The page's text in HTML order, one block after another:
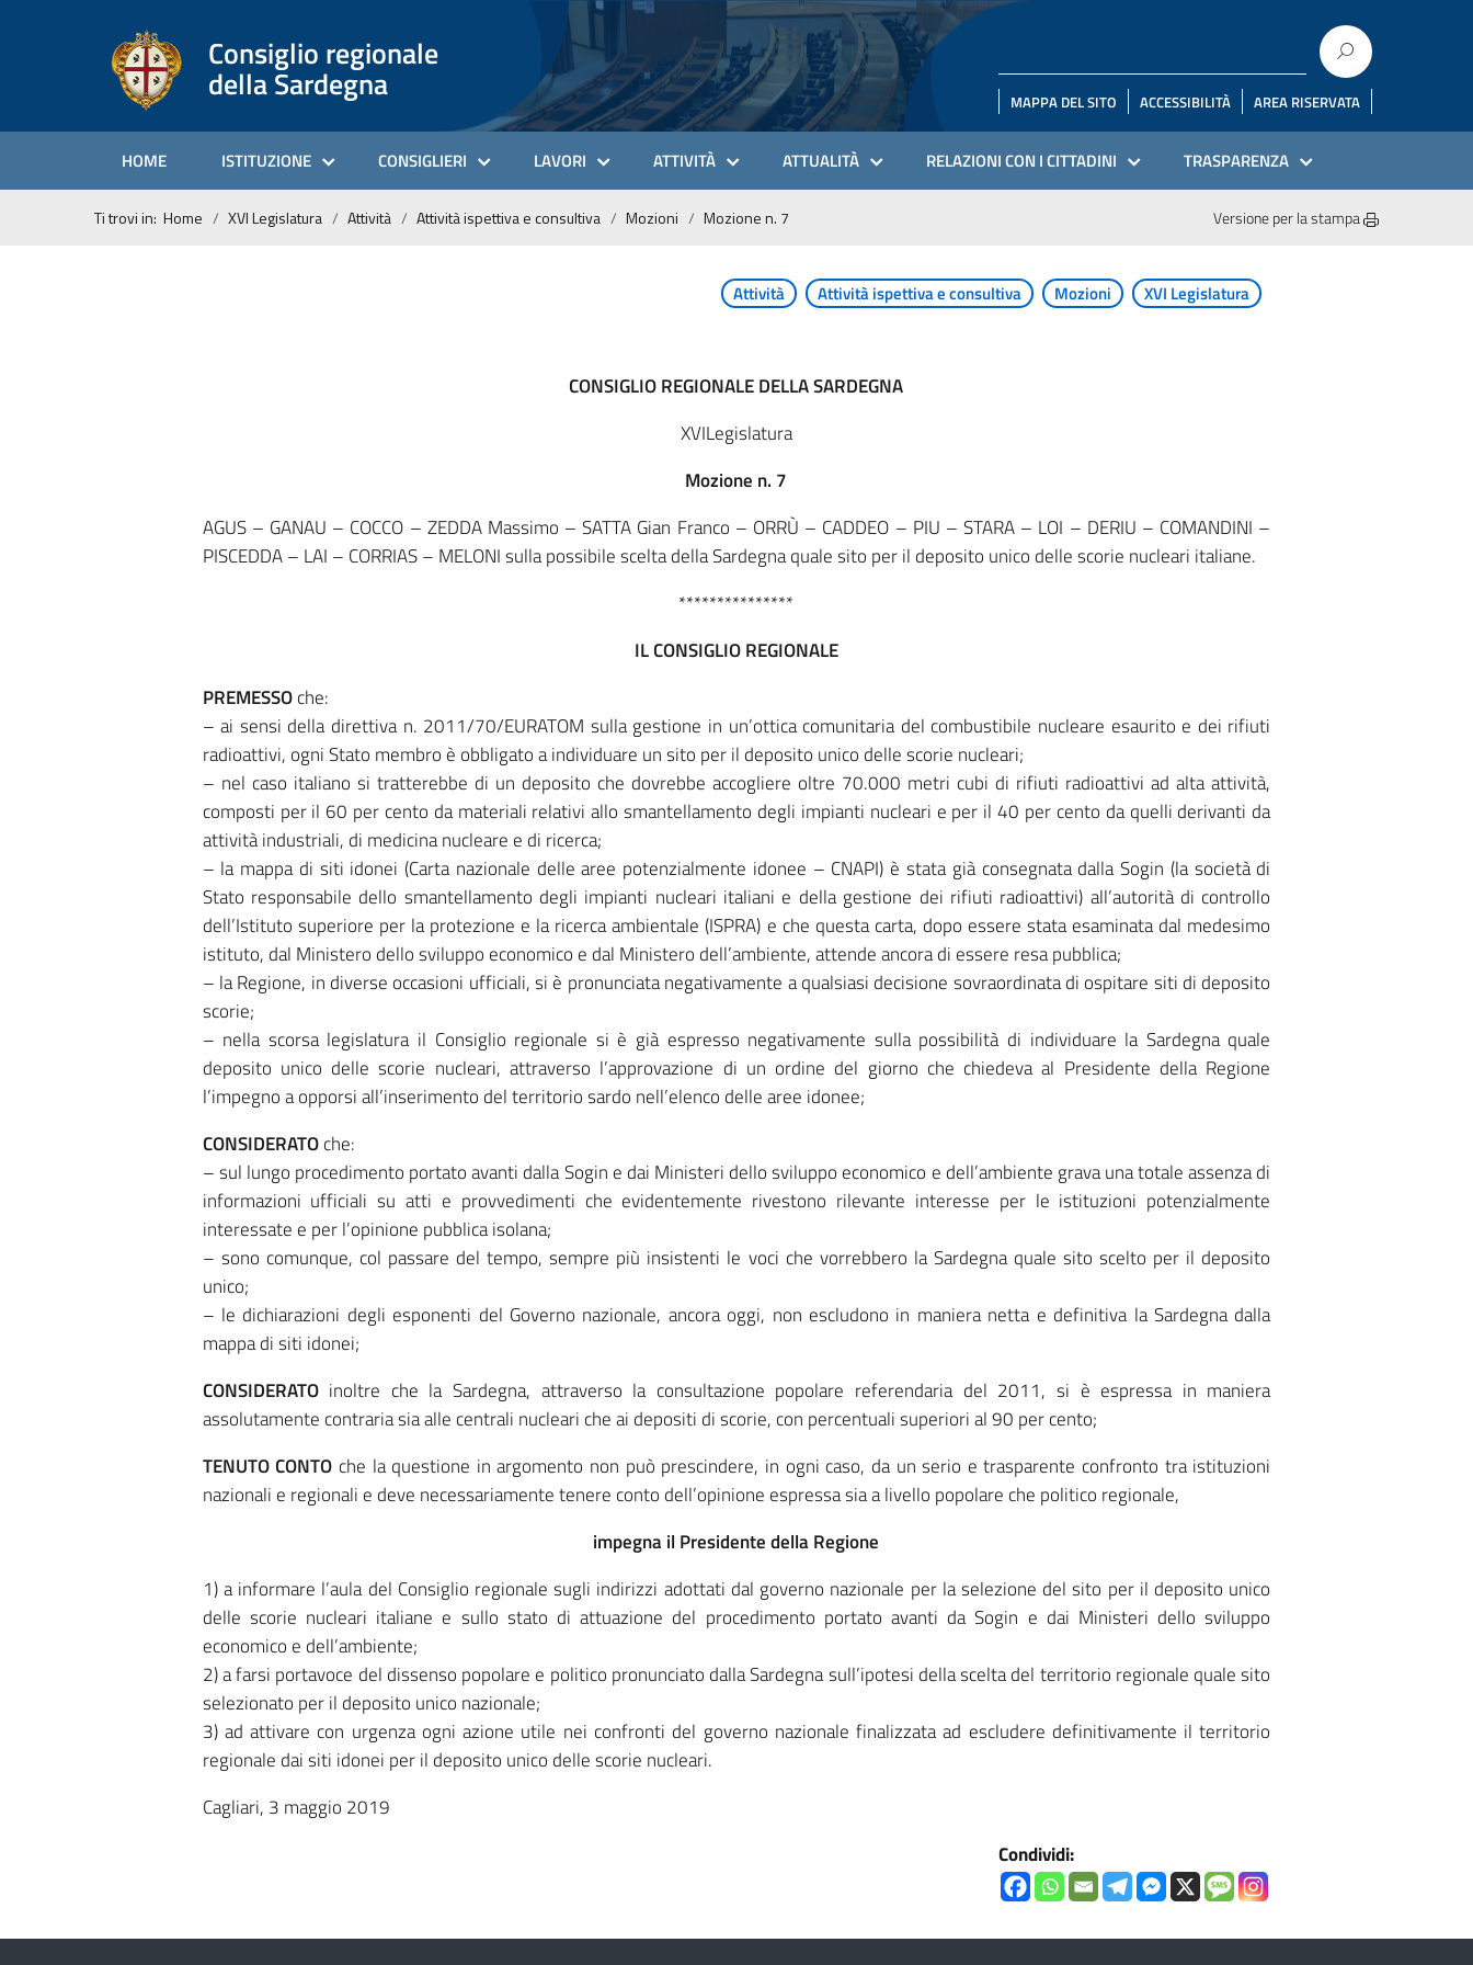
Consiglio regionale
della Sardegna MAPPA DEL SITO ACCESSIBILITÀ AREA RISERVATA
HOME ISTITUZIONE CONSIGLIERI LAVORI ATTIVITÀ ATTUALITÀ RELAZIONI CON I CITTADINI TRASPARENZA
Ti trovi in: Home XVI Legislatura Attività Attività ispettiva e consultiva Mozioni Mozione n. 7 Versione per la stampa
Attività Attività ispettiva e consultiva Mozioni XVI Legislatura
CONSIGLIO REGIONALE DELLA SARDEGNA
XVILegislatura
Mozione n. 7
AGUS – GANAU – COCCO – ZEDDA Massimo – SATTA Gian Franco – ORRÙ – CADDEO – PIU – STARA – LOI – DERIU – COMANDINI –
PISCEDDA – LAI – CORRIAS – MELONI sulla possibile scelta della Sardegna quale sito per il deposito unico delle scorie nucleari italiane.
***************
IL CONSIGLIO REGIONALE
PREMESSOche:
– ai sensi della direttiva n. 2011/70/EURATOM sulla gestione in un’ottica comunitaria del combustibile nucleare esaurito e dei rifiuti
radioattivi, ogni Stato membro è obbligato a individuare un sito per il deposito unico delle scorie nucleari;
– nel caso italiano si tratterebbe di un deposito che dovrebbe accogliere oltre 70.000 metri cubi di rifiuti radioattivi ad alta attività,
composti per il 60 per cento da materiali relativi allo smantellamento degli impianti nucleari e per il 40 per cento da quelli derivanti da
attività industriali, di medicina nucleare e di ricerca;
– la mappa di siti idonei (Carta nazionale delle aree potenzialmente idonee – CNAPI) è stata già consegnata dalla Sogin (la società di
Stato responsabile dello smantellamento degli impianti nucleari italiani e della gestione dei rifiuti radioattivi) all’autorità di controllo
dell’Istituto superiore per la protezione e la ricerca ambientale (ISPRA) e che questa carta, dopo essere stata esaminata dal medesimo
istituto, dal Ministero dello sviluppo economico e dal Ministero dell’ambiente, attende ancora di essere resa pubblica;
– la Regione, in diverse occasioni ufficiali, si è pronunciata negativamente a qualsiasi decisione sovraordinata di ospitare siti di deposito
scorie;
– nella scorsa legislatura il Consiglio regionale si è già espresso negativamente sulla possibilità di individuare la Sardegna quale
deposito unico delle scorie nucleari, attraverso l’approvazione di un ordine del giorno che chiedeva al Presidente della Regione
l’impegno a opporsi all’inserimento del territorio sardo nell’elenco delle aree idonee;
CONSIDERATOche:
– sul lungo procedimento portato avanti dalla Sogin e dai Ministeri dello sviluppo economico e dell’ambiente grava una totale assenza di
informazioni ufficiali su atti e provvedimenti che evidentemente rivestono rilevante interesse per le istituzioni potenzialmente
interessate e per l’opinione pubblica isolana;
– sono comunque, col passare del tempo, sempre più insistenti le voci che vorrebbero la Sardegna quale sito scelto per il deposito
unico;
– le dichiarazioni degli esponenti del Governo nazionale, ancora oggi, non escludono in maniera netta e definitiva la Sardegna dalla
mappa di siti idonei;
CONSIDERATOinoltre che la Sardegna, attraverso la consultazione popolare referendaria del 2011, si è espressa in maniera
assolutamente contraria sia alle centrali nucleari che ai depositi di scorie, con percentuali superiori al 90 per cento;
TENUTO CONTO che la questione in argomento non può prescindere, in ogni caso, da un serio e trasparente confronto tra istituzioni
nazionali e regionali e deve necessariamente tenere conto dell’opinione espressa sia a livello popolare che politico regionale,
impegna il Presidente della Regione
1) a informare l’aula del Consiglio regionale sugli indirizzi adottati dal governo nazionale per la selezione del sito per il deposito unico
delle scorie nucleari italiane e sullo stato di attuazione del procedimento portato avanti da Sogin e dai Ministeri dello sviluppo
economico e dell’ambiente;
2) a farsi portavoce del dissenso popolare e politico pronunciato dalla Sardegna sull’ipotesi della scelta del territorio regionale quale sito
selezionato per il deposito unico nazionale;
3) ad attivare con urgenza ogni azione utile nei confronti del governo nazionale finalizzata ad escludere definitivamente il territorio
regionale dai siti idonei per il deposito unico delle scorie nucleari.
Cagliari, 3 maggio 2019
Condividi: